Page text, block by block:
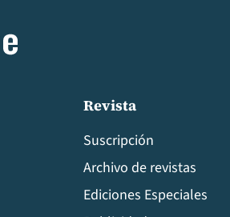
Revista
Suscripción
Archivo de revistas
Ediciones Especiales